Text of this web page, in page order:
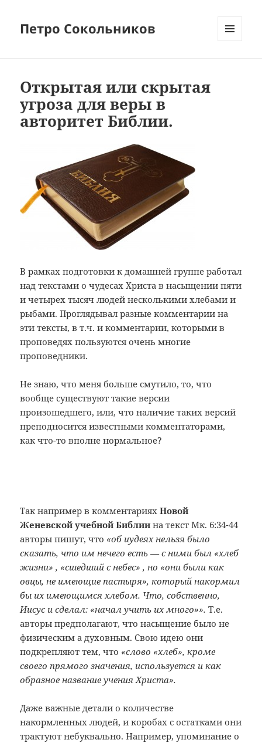
Петро Сокольников
Открытая или скрытая
угроза для веры в
авторитет Библии.
В рамках подготовки к домашней группе работал
над текстами о чудесах Христа в насыщении пяти
и четырех тысяч людей несколькими хлебами и
рыбами. Проглядывал разные комментарии на
эти тексты, в т.ч. и комментарии, которыми в
проповедях пользуются очень многие
проповедники.
Не знаю, что меня больше смутило, то, что
вообще существуют такие версии
произошедшего, или, что наличие таких версий
преподносится известными комментаторами,
как что-то вполне нормальное?
Так например в комментарияхНовой
Женевской учебной Библии на текст Мк. 6:34-44
авторы пишут, что «об иудеях нельзя было
сказать, что им нечего есть — с ними был «хлеб
жизни» , «сшедший с небес» , но «они были как
овцы, не имеющие пастыря», который накормил
бы их имеющимся хлебом. Что, собственно,
Иисус и сделал: «начал учить их много»». Т.е.
авторы предполагают, что насыщение было не
физическим а духовным. Свою идею они
подкрепляют тем, что «слово «хлеб», кроме
своего прямого значения, используется и как
образное название учения Христа».
Даже важные детали о количестве
накормленных людей, и коробах с остатками они
трактуют небуквально. Например, упоминание о